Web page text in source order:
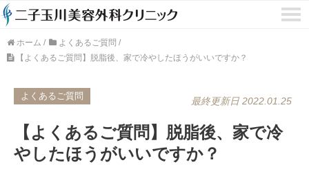
ホーム / よくあるご質問 /
【よくあるご質問】脱脂後、家で冷やしたほうがいいですか？
よくあるご質問 最終更新日 2022.01.25
【よくあるご質問】脱脂後、家で冷
やしたほうがいいですか？